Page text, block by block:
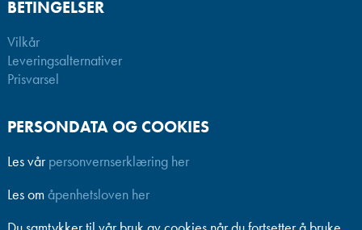
BETINGELSER
Vilkår
Leveringsalternativer
Prisvarsel
PERSONDATA OG COOKIES
Les vår personvernserklæring her
Les om åpenhetsloven her